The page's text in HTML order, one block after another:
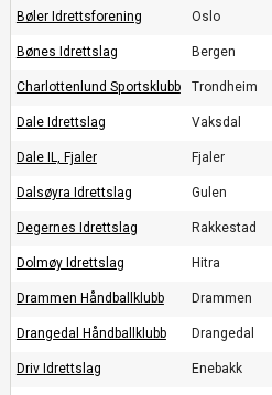
Bøler Idrettsforening Oslo
Bønes Idrettslag Bergen
Charlottenlund Sportsklubb Trondheim
Dale Idrettslag Vaksdal
Dale IL, Fjaler Fjaler
Dalsøyra Idrettslag Gulen
Degernes Idrettslag Rakkestad
Dolmøy Idrettslag Hitra
Drammen Håndballklubb Drammen
Drangedal Håndballklubb Drangedal
Driv Idrettslag Enebakk